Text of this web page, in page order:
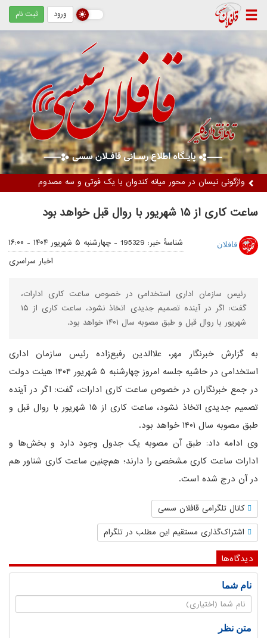
ورود ثبت نام
واژگونی نیسان در محور میانه کندوان با یک فوتی و سه مصدوم
ساعت کاری از ۱۵ شهریور با روال قبل خواهد بود
قافلان شناسهٔ خبر: 195329 -
چهارشنبه ۵ شهریور ۱۴۰۴ - ۱۶:۰۰
اخبار سراسری
رئیس سازمان اداری استخدامی در خصوص ساعت کاری ادارات،
گفت: اگر در آینده تصمیم جدیدی اتخاذ نشود، ساعت کاری از ۱۵
شهریور با روال قبل و طبق مصوبه سال ۱۴۰۱ خواهد بود.
به گزارش خبرنگار مهر، علاالدین رفیع‌زاده رئیس سازمان اداری
استخدامی در حاشیه جلسه امروز چهارشنبه ۵ شهریور ۱۴۰۴ هیئت دولت
در جمع خبرنگاران در خصوص ساعت کاری ادارات، گفت: اگر در آینده
تصمیم جدیدی اتخاذ نشود، ساعت کاری از ۱۵ شهریور با روال قبل و
طبق مصوبه سال ۱۴۰۱ خواهد بود.
وی ادامه داد: طبق آن مصوبه یک جدول وجود دارد و بخش‌ها و
ادارات ساعت کاری مشخصی را دارند؛ هم‌چنین ساعت کاری شناور هم
در آن درج شده است.
کانال تلگرامی قافلان سسی
اشتراک‌گذاری مستقیم این مطلب در تلگرام
دیدگاه‌ها
نام شما
متن نظر